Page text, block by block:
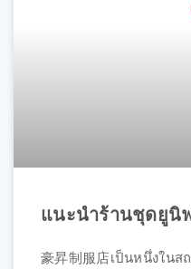
แนะนำร้านชุดยูนิ
豪昇制服店เป็นหนึ่งใน